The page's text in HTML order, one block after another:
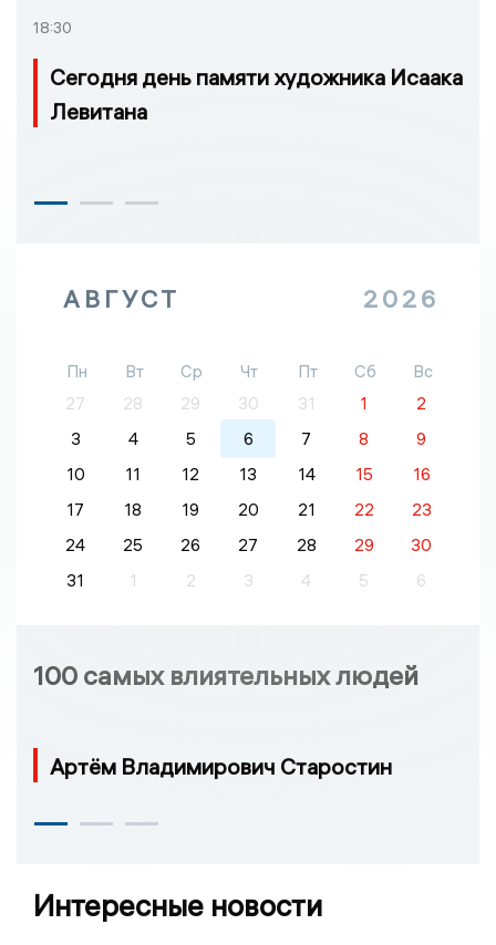
18:30
Сегодня день памяти художника Исаака
Левитана
АВГУСТ 2026
Пн Вт Ср Чт Пт Сб
Вс
27
28 29 30 31 1
2
3
4 5 6 7 8
9
10
11 12 13 14 15
16
17
18 19 20 21 22
23
24
25 26 27 28 29
30
31
1 2 3 4 5 6
100 самых влиятельных людей
Артём Владимирович Старостин
Интересные новости